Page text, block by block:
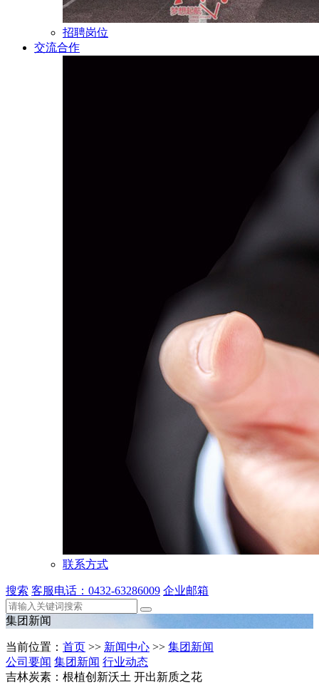
招聘岗位
交流合作
联系方式
搜索 客服电话：0432-63286009 企业邮箱
集团新闻
当前位置： 首页 >> 新闻中心 >> 集团新闻
公司要闻 集团新闻 行业动态
吉林炭素：根植创新沃土 开出新质之花